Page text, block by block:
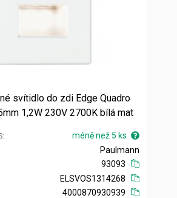
svítidlo do zdi Edge Quadro
1,2W 230V 2700K bílá mat
méně než 5 ks
Paulmann
93093
ELSVOS1314268
4000870930939